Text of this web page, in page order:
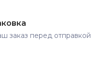
заказ перед отправкой